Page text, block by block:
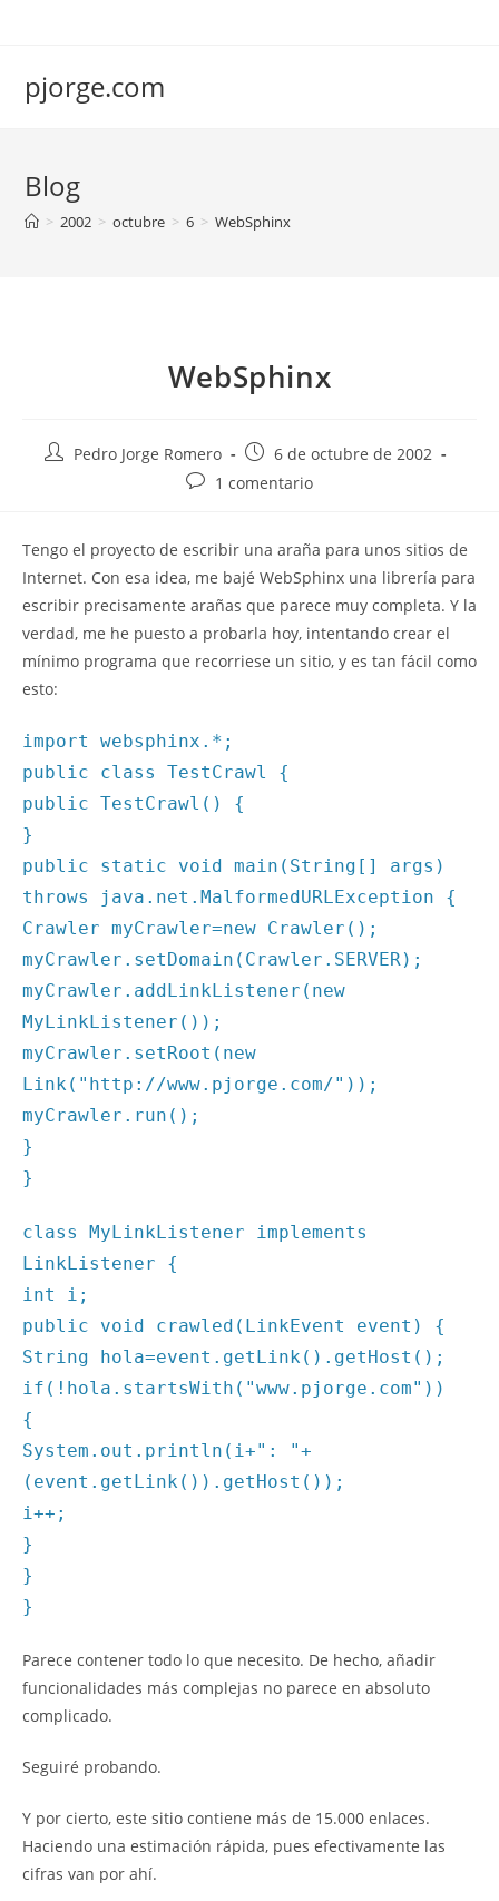
pjorge.com
Blog
> 2002 > octubre > 6 > WebSphinx
WebSphinx
AutorPedro Jorge Romero
Publicación
de
6 de octubre de 2002
Comentarios
entrada:
1 comentario
Tengo el proyecto de escribir una araña para unos sitios de
Internet. Con esa idea, me bajé WebSphinx una librería para
escribir precisamente arañas que parece muy completa. Y la
verdad, me he puesto a probarla hoy, intentando crear el
mínimo programa que recorriese un sitio, y es tan fácil como
esto:
import websphinx.*;
public class TestCrawl {
public TestCrawl() {
}
public static void main(String[] args)
throws java.net.MalformedURLException {
Crawler myCrawler=new Crawler();
myCrawler.setDomain(Crawler.SERVER);
myCrawler.addLinkListener(new
MyLinkListener());
myCrawler.setRoot(new
Link("http://www.pjorge.com/"));
myCrawler.run();
}
}
class MyLinkListener implements
LinkListener {
int i;
public void crawled(LinkEvent event) {
String hola=event.getLink().getHost();
if(!hola.startsWith("www.pjorge.com"))
{
System.out.println(i+": "+
(event.getLink()).getHost());
i++;
}
}
}
Parece contener todo lo que necesito. De hecho, añadir
funcionalidades más complejas no parece en absoluto
complicado.
Seguiré probando.
Y por cierto, este sitio contiene más de 15.000 enlaces.
Haciendo una estimación rápida, pues efectivamente las
cifras van por ahí.